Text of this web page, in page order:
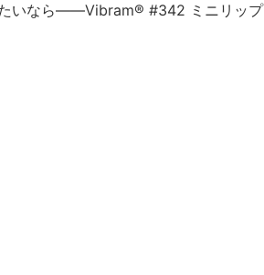
たいなら――Vibram® #342 ミニリップ